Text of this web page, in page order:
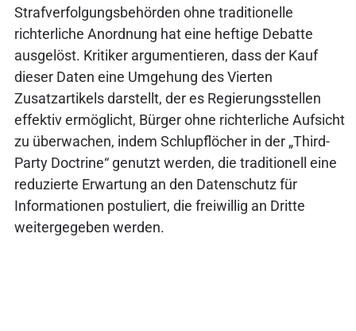
Strafverfolgungsbehörden ohne traditionelle
richterliche Anordnung hat eine heftige Debatte
ausgelöst. Kritiker argumentieren, dass der Kauf
dieser Daten eine Umgehung des Vierten
Zusatzartikels darstellt, der es Regierungsstellen
effektiv ermöglicht, Bürger ohne richterliche Aufsicht
zu überwachen, indem Schlupflöcher in der „Third-
Party Doctrine“ genutzt werden, die traditionell eine
reduzierte Erwartung an den Datenschutz für
Informationen postuliert, die freiwillig an Dritte
weitergegeben werden.